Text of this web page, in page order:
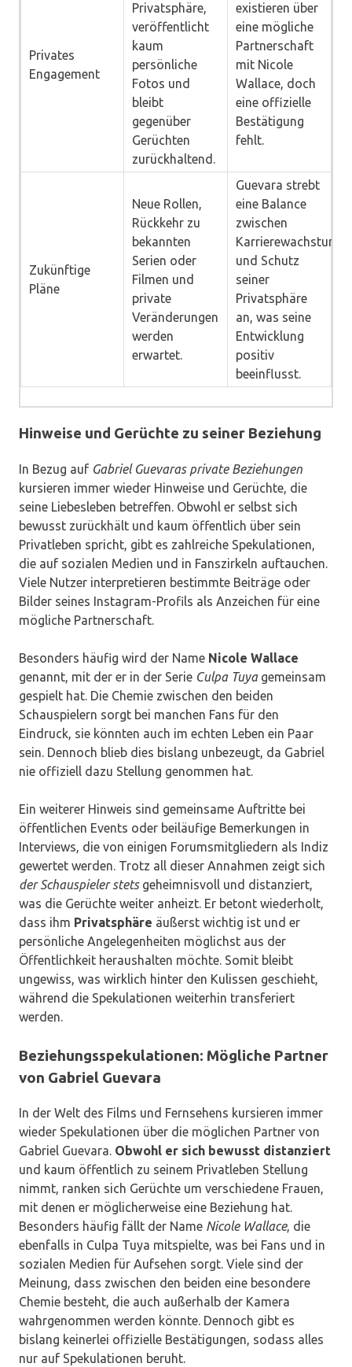
Privates
Engagement
Privatsphäre,
veröffentlicht
kaum
persönliche
Fotos und
bleibt
gegenüber
Gerüchten
zurückhaltend.
existieren über
eine mögliche
Partnerschaft
mit Nicole
Wallace, doch
eine offizielle
Bestätigung
fehlt.
Zukünftige
Pläne
Neue Rollen,
Rückkehr zu
bekannten
Serien oder
Filmen und
private
Veränderungen
werden
erwartet.
Guevara strebt
eine Balance
zwischen
Karrierewachstum
und Schutz
seiner
Privatsphäre
an, was seine
Entwicklung
positiv
beeinflusst.
Hinweise und Gerüchte zu seiner Beziehung
In Bezug auf Gabriel Guevaras private Beziehungen
kursieren immer wieder Hinweise und Gerüchte, die
seine Liebesleben betreffen. Obwohl er selbst sich
bewusst zurückhält und kaum öffentlich über sein
Privatleben spricht, gibt es zahlreiche Spekulationen,
die auf sozialen Medien und in Fanszirkeln auftauchen.
Viele Nutzer interpretieren bestimmte Beiträge oder
Bilder seines Instagram-Profils als Anzeichen für eine
mögliche Partnerschaft.
Besonders häufig wird der Name Nicole Wallace
genannt, mit der er in der Serie Culpa Tuyagemeinsam
gespielt hat. Die Chemie zwischen den beiden
Schauspielern sorgt bei manchen Fans für den
Eindruck, sie könnten auch im echten Leben ein Paar
sein. Dennoch blieb dies bislang unbezeugt, da Gabriel
nie offiziell dazu Stellung genommen hat.
Ein weiterer Hinweis sind gemeinsame Auftritte bei
öffentlichen Events oder beiläufige Bemerkungen in
Interviews, die von einigen Forumsmitgliedern als Indiz
gewertet werden. Trotz all dieser Annahmen zeigt sich
der Schauspieler stetsgeheimnisvoll und distanziert,
was die Gerüchte weiter anheizt. Er betont wiederholt,
dass ihm Privatsphäre äußerst wichtig ist und er
persönliche Angelegenheiten möglichst aus der
Öffentlichkeit heraushalten möchte. Somit bleibt
ungewiss, was wirklich hinter den Kulissen geschieht,
während die Spekulationen weiterhin transferiert
werden.
Beziehungsspekulationen: Mögliche Partner
von Gabriel Guevara
In der Welt des Films und Fernsehens kursieren immer
wieder Spekulationen über die möglichen Partner von
Gabriel Guevara. Obwohl er sich bewusst distanziert
und kaum öffentlich zu seinem Privatleben Stellung
nimmt, ranken sich Gerüchte um verschiedene Frauen,
mit denen er möglicherweise eine Beziehung hat.
Besonders häufig fällt der Name Nicole Wallace, die
ebenfalls in Culpa Tuya mitspielte, was bei Fans und in
sozialen Medien für Aufsehen sorgt. Viele sind der
Meinung, dass zwischen den beiden eine besondere
Chemie besteht, die auch außerhalb der Kamera
wahrgenommen werden könnte. Dennoch gibt es
bislang keinerlei offizielle Bestätigungen, sodass alles
nur auf Spekulationen beruht.